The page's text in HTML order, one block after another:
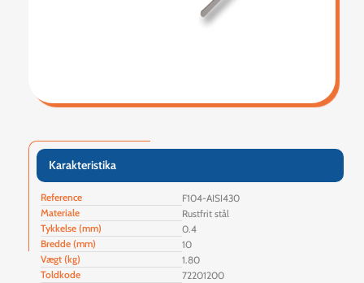
Karakteristika
Reference
F104-AISI430
Materiale
Rustfrit stål
Tykkelse (mm)
0.4
Bredde (mm)
10
Vægt (kg)
1.80
Toldkode
72201200